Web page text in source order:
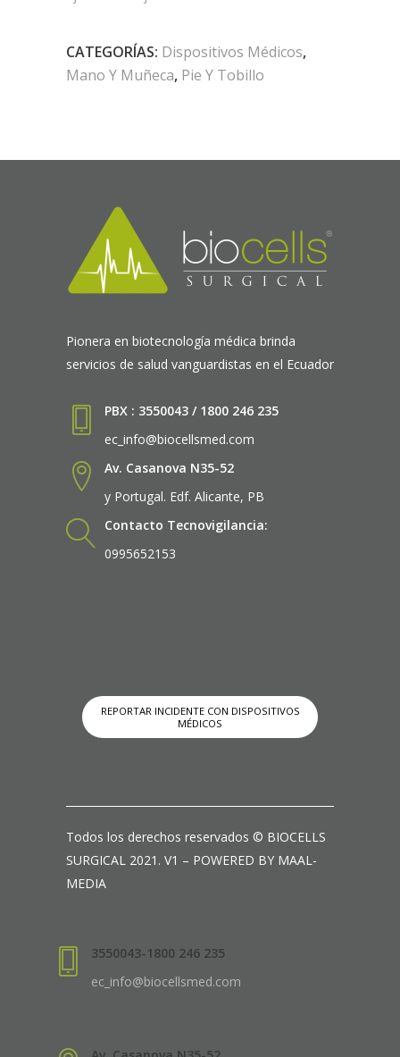
CATEGORÍAS: Dispositivos Médicos,
Mano Y Muñeca, Pie Y Tobillo
Pionera en biotecnología médica brinda
servicios de salud vanguardistas en el Ecuador
PBX : 3550043 / 1800 246 235
ec_info@biocellsmed.com
Av. Casanova N35-52
y Portugal. Edf. Alicante, PB
Contacto Tecnovigilancia:
0995652153
REPORTAR INCIDENTE CON DISPOSITIVOS
MÉDICOS
Todos los derechos reservados © BIOCELLS
SURGICAL 2021. V1 – POWERED BY MAAL-
MEDIA
3550043-1800 246 235
ec_info@biocellsmed.com